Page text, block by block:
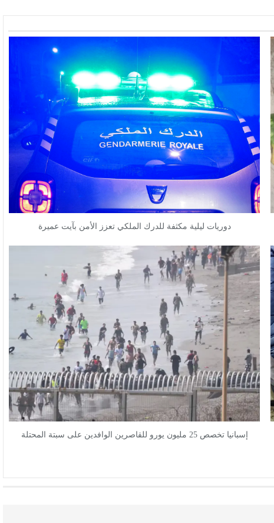
دوريات ليلية مكثفة للدرك الملكي تعزز الأمن بآيت عميرة
إسبانيا تخصص 25 مليون يورو للقاصرين الوافدين على سبتة المحتلة